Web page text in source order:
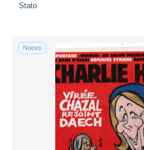
Stato
Nuovo